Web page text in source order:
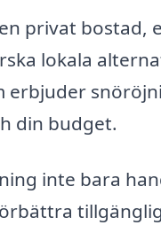
privat bostad,
lokala
erbjuder
din budget.
inte bara